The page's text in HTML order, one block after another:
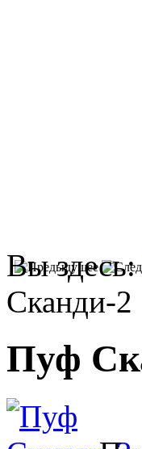
Вы
Сканди-2
Пуф